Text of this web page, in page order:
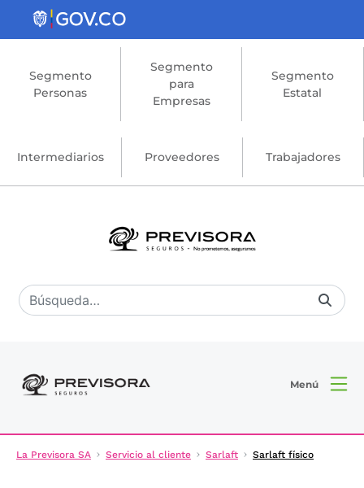
Saltar al contenido principal
Segmento
Personas
Segmento
para
Empresas
Segmento
Estatal
Intermediarios Proveedores Trabajadores
Menú
La Previsora SA Servicio al cliente Sarlaft Sarlaft físico